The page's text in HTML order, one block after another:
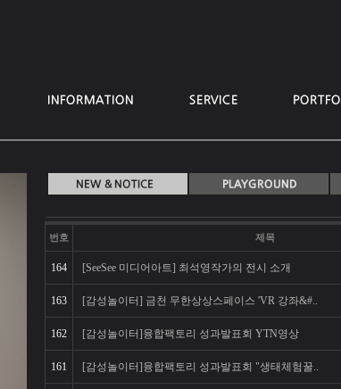
번호 제목
164 [SeeSee 미디어아트] 최석영작가의 전시 소개
163 [감성놀이터] 금천 무한상상스페이스 'VR 강좌&#..
162 [감성놀이터]융합팩토리 성과발표회 YTN영상
161 [감성놀이터]융합팩토리 성과발표회 "생태체험꿀..